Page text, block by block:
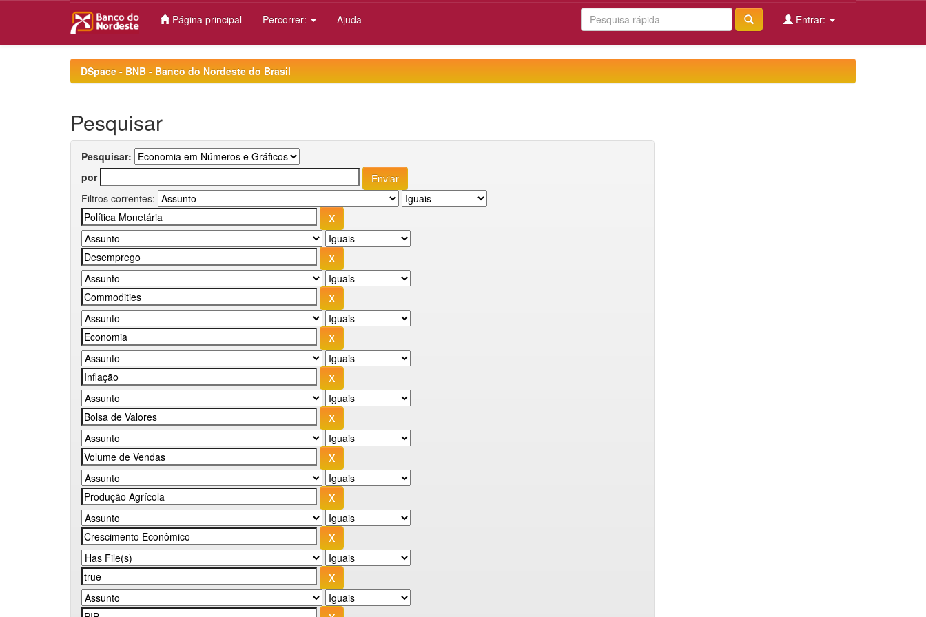
Página principal Percorrer: Ajuda Entrar:
DSpace - BNB - Banco do Nordeste do Brasil
Pesquisar
Pesquisar:
por
Filtros correntes: